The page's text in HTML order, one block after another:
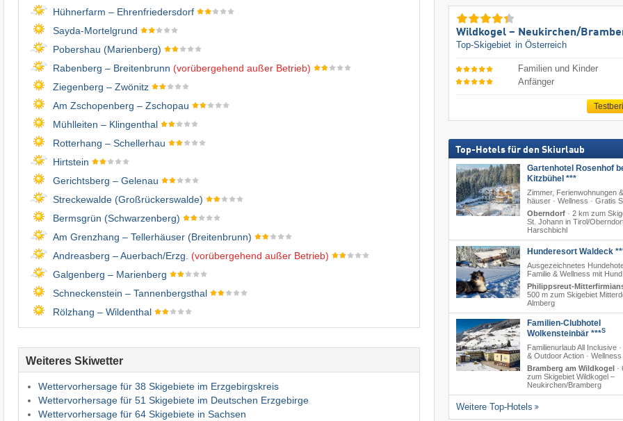
Hühnerfarm – Ehrenfriedersdorf
Sayda-Mortelgrund
Pobershau (Marienberg)
Rabenberg – Breitenbrunn (vorübergehend außer Betrieb)
Ziegenberg – Zwönitz
Am Zschopenberg – Zschopau
Mühlleiten – Klingenthal
Rotterhang – Schellerhau
Hirtstein
Gerichtsberg – Gelenau
Streckewalde (Großrückerswalde)
Bermsgrün (Schwarzenberg)
Am Grenzhang – Tellerhäuser (Breitenbrunn)
Andreasberg – Auerbach/​Erzg. (vorübergehend außer Betrieb)
Galgenberg – Marienberg
Schneckenstein – Tannenbergsthal
Rölzhang – Wildenthal
Weiteres Skiwetter
Wettervorhersage für 38 Skigebiete im Erzgebirgskreis
Wettervorhersage für 51 Skigebiete im Deutschen Erzgebirge
Wettervorhersage für 64 Skigebiete in Sachsen
Wildkogel – Neukirchen/​
Top-Skigebiet in Österreich
Familien und Kinder
Anfänger
Top-Hotels für den Skiurlaub
Gartenhotel Rosenhof
Kitzbühel ***
Zimmer, Ferienwohnungen
häuser · Wellness · Gratis
Oberndorf · 2 km zum
St. Johann in Tirol/​
Harschbichl
Hunderesort Waldeck
Ausgezeichnetes
Familie & Wellness mit Hund
Philippsreut-
500 m zum Skigebiet
Almberg
Familien-Clubhotel
Wolkensteinbär ***S
Familienurlaub All Inclusive
& Outdoor Action · Wellness
Bramberg am Wildkogel·
zum Skigebiet Wildkogel –
Neukirchen/​Bramberg
Weitere Top-Hotels